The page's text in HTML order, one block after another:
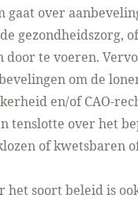
gaat over
gezondheidszorg,
te voeren.
om de
en/of CAO-
tenslotte over het
of kwetsbaren
soort beleid is